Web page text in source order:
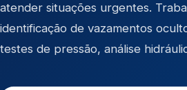
atender situações urgentes.
identificação de vazamentos
testes de pressão, análise